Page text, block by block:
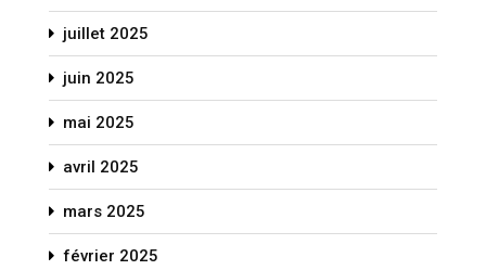
juillet 2025
juin 2025
mai 2025
avril 2025
mars 2025
février 2025